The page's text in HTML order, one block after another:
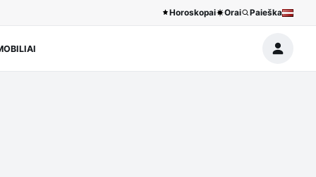
Horoskopai Orai Paieška